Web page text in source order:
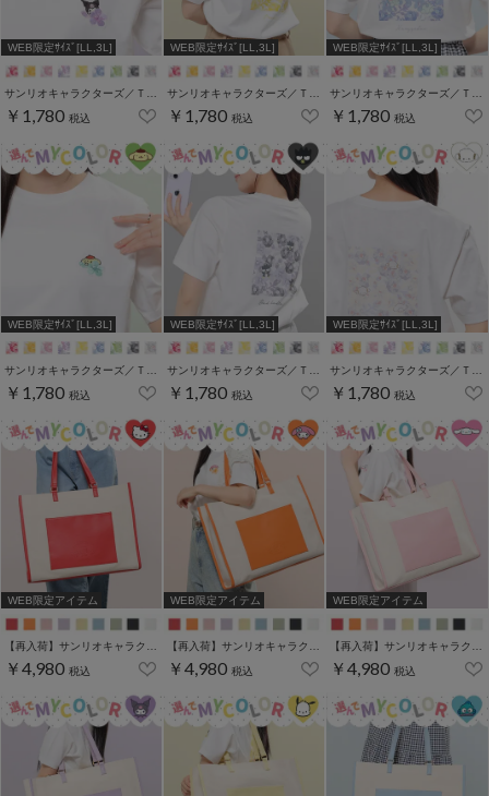
WEB限定ｻｲｽﾞ[LL,3L]
￥1,780 税込
WEB限定ｻｲｽﾞ[LL,3L]
￥1,780 税込
WEB限定ｻｲｽﾞ[LL,3L]
￥1,780 税込
WEB限定ｻｲｽﾞ[LL,3L]
￥1,780 税込
WEB限定ｻｲｽﾞ[LL,3L]
￥1,780 税込
WEB限定ｻｲｽﾞ[LL,3L]
￥1,780 税込
WEB限定アイテム
￥4,980 税込
WEB限定アイテム
￥4,980 税込
WEB限定アイテム
￥4,980 税込